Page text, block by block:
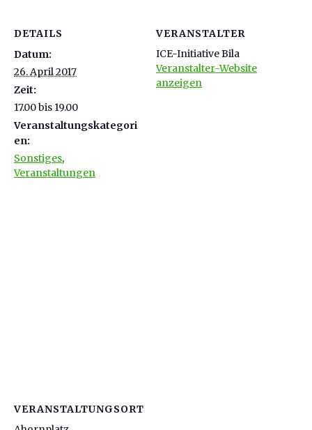
DETAILS
Datum:
26. April 2017
Zeit:
17.00 bis 19.00
Veranstaltungskategori
en:
Sonstiges,
Veranstaltungen
VERANSTALTER
ICE-Initiative Bila
Veranstalter-Website
anzeigen
VERANSTALTUNGSORT